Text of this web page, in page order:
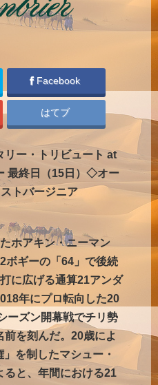
Facebook
はてブ
ー・トリビュート at
最終日（15日）◇オー
トバージニア
ホアキン・ニーマン
ボギーの「64」で後続
に広げる通算21アンダ
年にプロ転向した20
ーズン開幕戦でチリ勢
を刻んだ。20歳によ
を制したマシュー・
ると、年間における21